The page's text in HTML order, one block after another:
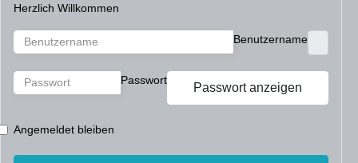
Herzlich Willkommen
Benutzername
Passwort
Passwort anzeigen
Angemeldet bleiben